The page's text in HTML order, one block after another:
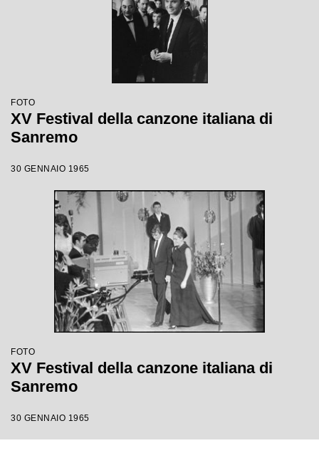
FOTO
XV Festival della canzone italiana di
Sanremo
30 GENNAIO 1965
FOTO
XV Festival della canzone italiana di
Sanremo
30 GENNAIO 1965